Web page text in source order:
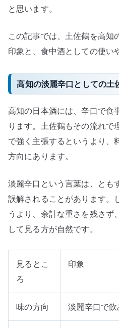
と思います。
この記事では、土佐鶴を高知
印象と、食中酒としての使い
高知の淡麗辛口としての土
高知の日本酒には、辛口で食
ります。土佐鶴もその流れで
で強く主張するというより、
方向にあります。
淡麗辛口という言葉は、とも
誤解されることがあります。
うより、余計な重さを残さず
して見る方が自然です。
見るとこ
ろ
印象
味の方向 淡麗辛口で